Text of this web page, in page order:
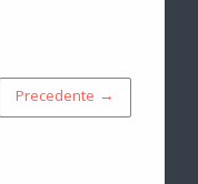
Precedente →